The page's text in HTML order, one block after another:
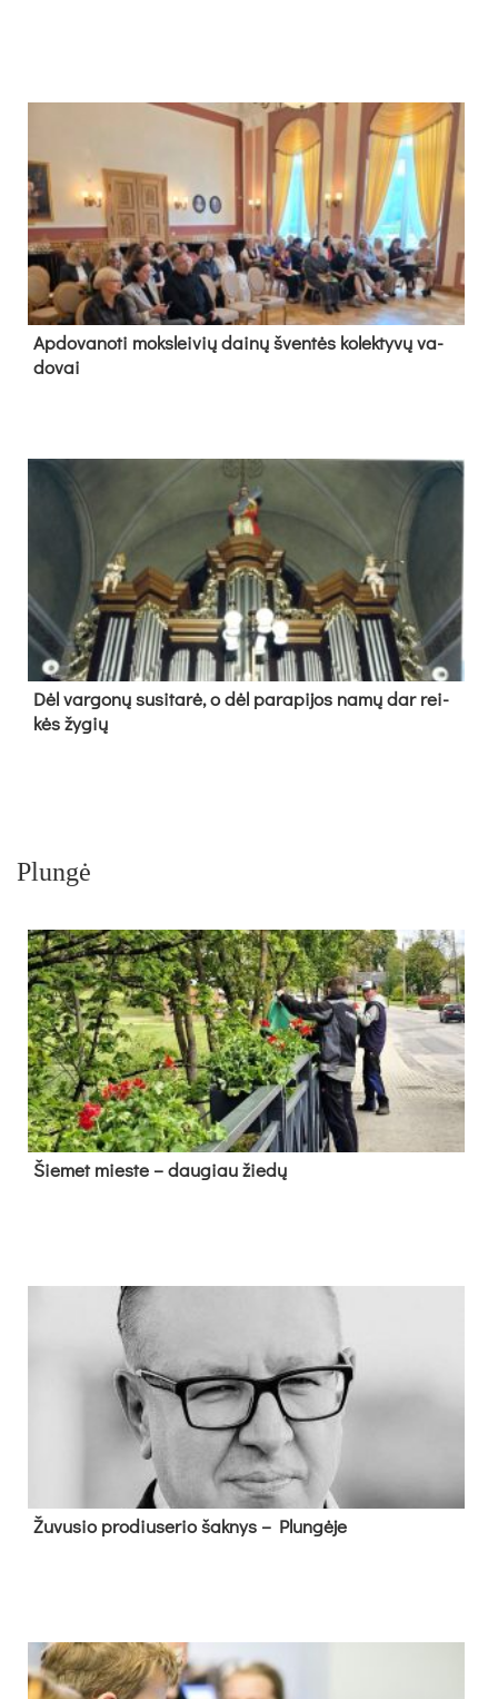
Ap­do­va­no­ti moks­lei­vių dai­nų šven­tės ko­lek­ty­vų va­
do­vai
Dėl var­go­nų su­si­ta­rė, o dėl pa­ra­pi­jos na­mų dar rei­
kės žy­gių
Plungė
Šie­met mies­te – dau­giau žie­dų
Žu­vu­sio pro­diu­se­rio šak­nys – Plun­gė­je